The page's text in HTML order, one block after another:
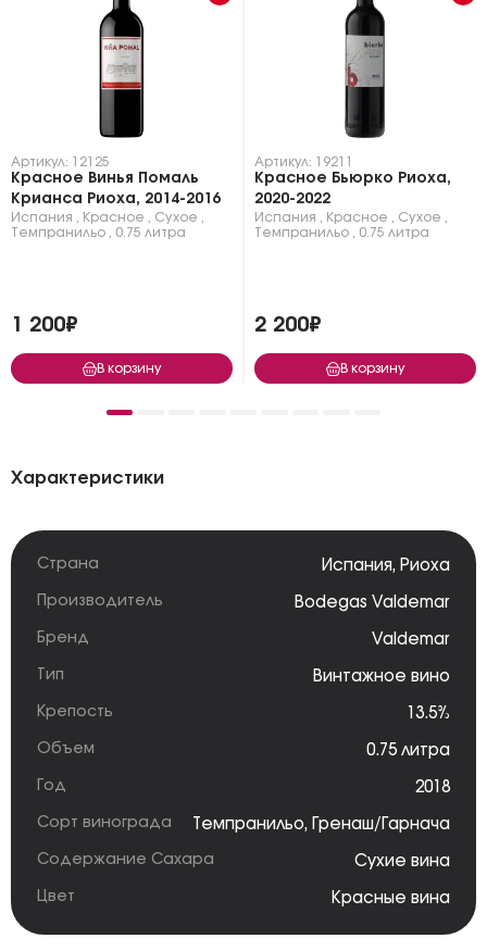
Артикул: 12125
Красное Винья Помаль
Крианса Риоха, 2014-2016
Испания Красное Сухое
Темпранильо
0.75 литра
1 200₽
В корзину
Артикул: 19211
Красное Бьюрко Риоха,
2020-2022
Испания Красное Сухое
Темпранильо
0.75 литра
2 200₽
В корзину
Характеристики
Страна Испания, Риоха
Производитель Bodegas Valdemar
Бренд Valdemar
Тип Винтажное вино
Крепость 13.5%
Объем 0.75 литра
Год 2018
Сорт винограда Темпранильо, Гренаш/Гарнача
Содержание Сахара Сухие вина
Цвет Красные вина